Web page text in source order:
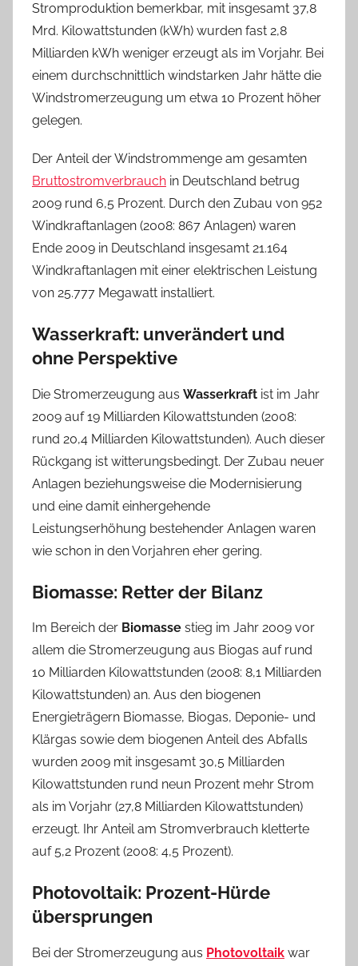
Stromproduktion bemerkbar, mit insgesamt 37,8
Mrd. Kilowattstunden (kWh) wurden fast 2,8
Milliarden kWh weniger erzeugt als im Vorjahr. Bei
einem durchschnittlich windstarken Jahr hätte die
Windstromerzeugung um etwa 10 Prozent höher
gelegen.
Der Anteil der Windstrommenge am gesamten
Bruttostromverbrauch in Deutschland betrug
2009 rund 6,5 Prozent. Durch den Zubau von 952
Windkraftanlagen (2008: 867 Anlagen) waren
Ende 2009 in Deutschland insgesamt 21.164
Windkraftanlagen mit einer elektrischen Leistung
von 25.777 Megawatt installiert.
Wasserkraft: unverändert und
ohne Perspektive
Die Stromerzeugung aus Wasserkraft ist im Jahr
2009 auf 19 Milliarden Kilowattstunden (2008:
rund 20,4 Milliarden Kilowattstunden). Auch dieser
Rückgang ist witterungsbedingt. Der Zubau neuer
Anlagen beziehungsweise die Modernisierung
und eine damit einhergehende
Leistungserhöhung bestehender Anlagen waren
wie schon in den Vorjahren eher gering.
Biomasse: Retter der Bilanz
Im Bereich der Biomasse stieg im Jahr 2009 vor
allem die Stromerzeugung aus Biogas auf rund
10 Milliarden Kilowattstunden (2008: 8,1 Milliarden
Kilowattstunden) an. Aus den biogenen
Energieträgern Biomasse, Biogas, Deponie- und
Klärgas sowie dem biogenen Anteil des Abfalls
wurden 2009 mit insgesamt 30,5 Milliarden
Kilowattstunden rund neun Prozent mehr Strom
als im Vorjahr (27,8 Milliarden Kilowattstunden)
erzeugt. Ihr Anteil am Stromverbrauch kletterte
auf 5,2 Prozent (2008: 4,5 Prozent).
Photovoltaik: Prozent-Hürde
übersprungen
Bei der Stromerzeugung aus Photovoltaik war